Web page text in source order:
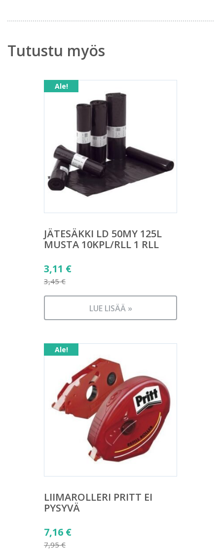
Tutustu myös
Ale!
JÄTESÄKKI LD 50MY 125L
MUSTA 10KPL/RLL 1 RLL
3,45€
Alkuperäinen
hinta
oli:
3,11 €
Nykyinen
on:
LUE LISÄÄ »
Ale!
LIIMAROLLERI PRITT EI
PYSYVÄ
7,95€
Alkuperäinen
hinta
7,16 €